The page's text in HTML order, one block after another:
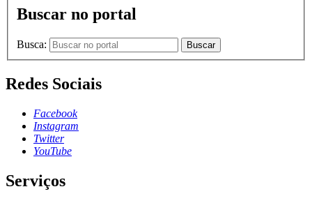
Buscar no portal
Busca: Buscar
Redes Sociais
Facebook
Instagram
Twitter
YouTube
Serviços